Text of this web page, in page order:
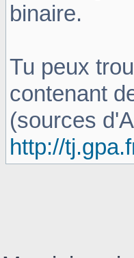
binaire.
Tu peux
contenant
(sources
http://